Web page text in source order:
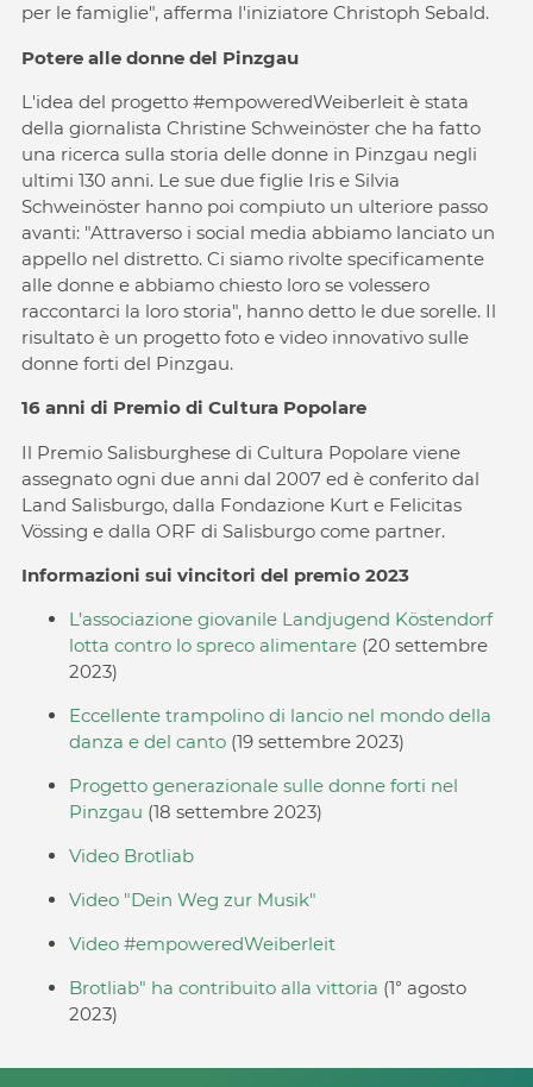
per le famiglie", afferma l'iniziatore Christoph Sebald.
Potere alle donne del Pinzgau
L'idea del progetto #empoweredWeiberleit è stata
della giornalista Christine Schweinöster che ha fatto
una ricerca sulla storia delle donne in Pinzgau negli
ultimi 130 anni. Le sue due figlie Iris e Silvia
Schweinöster hanno poi compiuto un ulteriore passo
avanti: "Attraverso i social media abbiamo lanciato un
appello nel distretto. Ci siamo rivolte specificamente
alle donne e abbiamo chiesto loro se volessero
raccontarci la loro storia", hanno detto le due sorelle. Il
risultato è un progetto foto e video innovativo sulle
donne forti del Pinzgau.
16 anni di Premio di Cultura Popolare
Il Premio Salisburghese di Cultura Popolare viene
assegnato ogni due anni dal 2007 ed è conferito dal
Land Salisburgo, dalla Fondazione Kurt e Felicitas
Vössing e dalla ORF di Salisburgo come partner.
Informazioni sui vincitori del premio 2023
L’associazione giovanile Landjugend Köstendorf
lotta contro lo spreco alimentare(20 settembre
2023)
Eccellente trampolino di lancio nel mondo della
danza e del canto(19 settembre 2023)
Progetto generazionale sulle donne forti nel
Pinzgau (18 settembre 2023)
Video Brotliab
Video "Dein Weg zur Musik"
Video #empoweredWeiberleit
Brotliab" ha contribuito alla vittoria (1° agosto
2023)